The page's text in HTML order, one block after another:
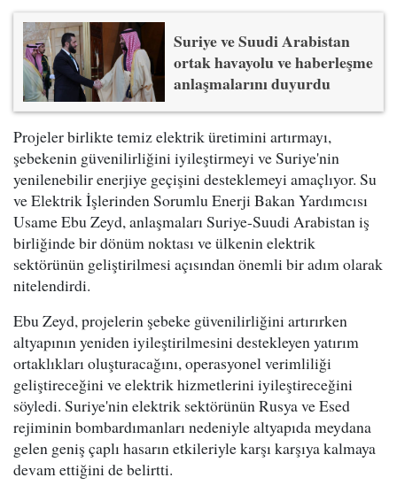
Suriye ve Suudi Arabistan
ortak havayolu ve haberleşme
anlaşmalarını duyurdu
Projeler birlikte temiz elektrik üretimini artırmayı,
şebekenin güvenilirliğini iyileştirmeyi ve Suriye'nin
yenilenebilir enerjiye geçişini desteklemeyi amaçlıyor. Su
ve Elektrik İşlerinden Sorumlu Enerji Bakan Yardımcısı
Usame Ebu Zeyd, anlaşmaları Suriye-Suudi Arabistan iş
birliğinde bir dönüm noktası ve ülkenin elektrik
sektörünün geliştirilmesi açısından önemli bir adım olarak
nitelendirdi.
Ebu Zeyd, projelerin şebeke güvenilirliğini artırırken
altyapının yeniden iyileştirilmesini destekleyen yatırım
ortaklıkları oluşturacağını, operasyonel verimliliği
geliştireceğini ve elektrik hizmetlerini iyileştireceğini
söyledi. Suriye'nin elektrik sektörünün Rusya ve Esed
rejiminin bombardımanları nedeniyle altyapıda meydana
gelen geniş çaplı hasarın etkileriyle karşı karşıya kalmaya
devam ettiğini de belirtti.